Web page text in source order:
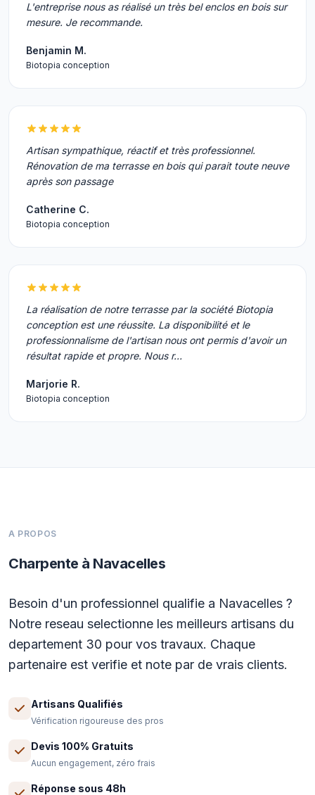
L'entreprise nous as réalisé un très bel enclos en bois sur
mesure. Je recommande.
Benjamin M.
Biotopia conception
Artisan sympathique, réactif et très professionnel.
Rénovation de ma terrasse en bois qui parait toute neuve
après son passage
Catherine C.
Biotopia conception
La réalisation de notre terrasse par la société Biotopia
conception est une réussite. La disponibilité et le
professionnalisme de l'artisan nous ont permis d'avoir un
résultat rapide et propre. Nous r…
Marjorie R.
Biotopia conception
A PROPOS
Charpente à Navacelles
Besoin d'un professionnel qualifie a Navacelles ?
Notre reseau selectionne les meilleurs artisans du
departement 30 pour vos travaux. Chaque
partenaire est verifie et note par de vrais clients.
Artisans Qualifiés
Vérification rigoureuse des pros
Devis 100% Gratuits
Aucun engagement, zéro frais
Réponse sous 48h